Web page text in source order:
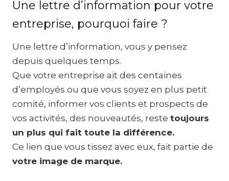
Une lettre d’information pour votre
entreprise, pourquoi faire ?
Une lettre d’information, vous y pensez
depuis quelques temps.
Que votre entreprise ait des centaines
d’employés ou que vous soyez en plus petit
comité, informer vos clients et prospects de
vos activités, des nouveautés, reste toujours
un plus qui fait toute la différence.
Ce lien que vous tissez avec eux, fait partie de
votre image de marque.